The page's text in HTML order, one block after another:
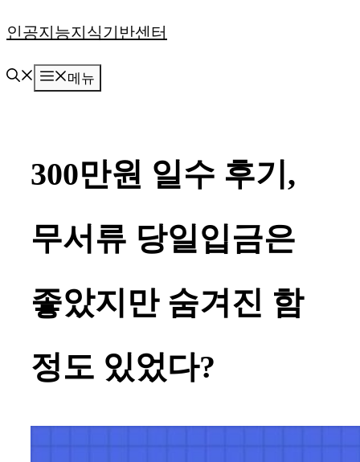
컨
인공지능지식기반센터
메뉴
300만원 일수 후기,
무서류 당일입금은
좋았지만 숨겨진 함
정도 있었다?